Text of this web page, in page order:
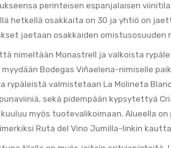
perinteisen espanjalaisen
hetkellä osakkaita on 30 ja yhtiö on
jaetaan osakkaiden omistusosuuden
nimeltään Monastrell ja valkoista
Bodegas Viñaelena-nimiselle
rypäleistä valmistetaan La Molineta
sekä pidempään kypsytettyä
myös tuotevalikoimaan. Alueella on
Ruta del Vino Jumilla-linkin